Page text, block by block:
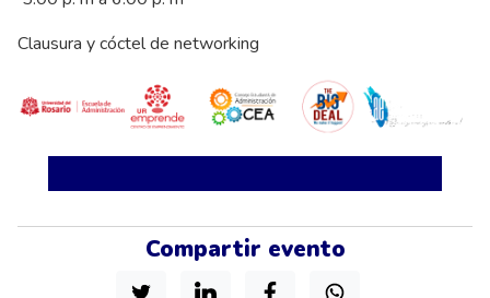
Compartir evento
Clausura y cóctel de networking